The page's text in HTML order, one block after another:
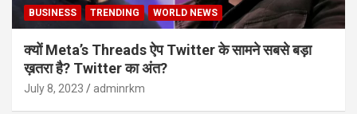
BUSINESS TRENDING WORLD NEWS
क्यों Meta’s Threads ऐप Twitter के सामने सबसे बड़ा
ख़तरा है? Twitter का अंत?
July 8, 2023 adminrkm